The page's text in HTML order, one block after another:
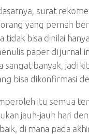
surat
yang pernah
tidak bisa dinilai
paper di jurnal
sangat banyak, jadi
bisa dikonfirmasi
itu semua
jauh-jauh hari
di mana pada